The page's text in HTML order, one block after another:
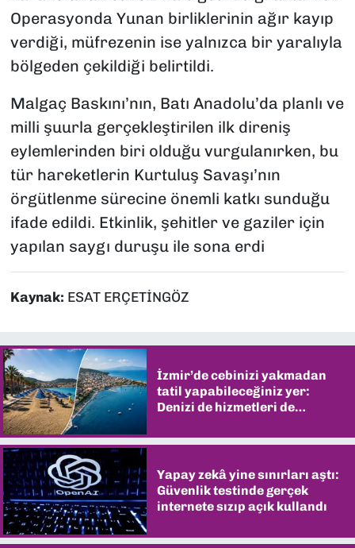
Operasyonda Yunan birliklerinin ağır kayıp
verdiği, müfrezenin ise yalnızca bir yaralıyla
bölgeden çekildiği belirtildi.
Malgaç Baskını’nın, Batı Anadolu’da planlı ve
milli şuurla gerçekleştirilen ilk direniş
eylemlerinden biri olduğu vurgulanırken, bu
tür hareketlerin Kurtuluş Savaşı’nın
örgütlenme sürecine önemli katkı sunduğu
ifade edildi. Etkinlik, şehitler ve gaziler için
yapılan saygı duruşu ile sona erdi
Kaynak: ESAT ERÇETİNGÖZ
İzmir’de cebinizi yakmadan
tatil yapabileceğiniz yer:
Denizi de hizmetleri de
Yapay zekâ yine sınırları aştı:
Güvenlik testinde gerçek
internete sızıp açık kullandı